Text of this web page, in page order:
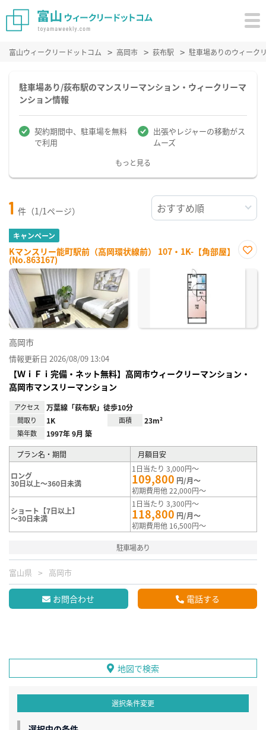
富山ウィークリードットコム 高岡市 荻布駅 駐車場ありのウィーク
駐車場あり/荻布駅のマンスリーマンション・ウィークリーマ
ンション情報
契約期間中、駐車場を無料
で利用
出張やレジャーの移動がス
ムーズ
もっと見る
1 件（1/1ページ）
キャンペーン
Kマンスリー能町駅前（高岡環状線前） 107・1K-【角部屋】
(No.863167)
に入
高岡市
情報更新日 2026/08/09 13:04
【ＷｉＦｉ完備・ネット無料】高岡市ウィークリーマンション・
高岡市マンスリーマンション
アクセス 万葉線「荻布駅」徒歩10分
間取り 1K 面積 23m²
築年数 1997年 9月 築
プラン名・期間 月額目安
ロング
30日以上～360日未満
1日当たり 3,000円～
109,800 円/月～
初期費用他 22,000円～
ショート【7日以上】
～30日未満
1日当たり 3,300円～
118,800 円/月～
初期費用他 16,500円～
駐車場あり
富山県 高岡市
お問合わせ 電話する
地図で検索
選択条件変更